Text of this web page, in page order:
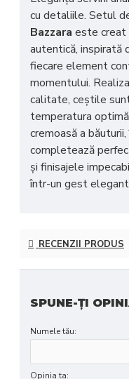
cu detaliile. Setul
Bazzara este creat
autentică, inspirată
fiecare element
momentului.
calitate, ceștile
temperatura
cremoasă a
completează
și finisajele
într-un gest
RECENZII PRODUS
SPUNE-ŢI
Numele tău:
Opinia ta: